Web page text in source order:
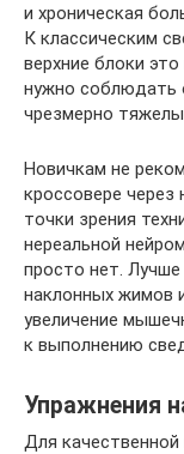
и хроническая
К классическим
верхние блоки
нужно соблюдать
чрезмерно
Новичкам не
кроссовере
точки зрения
нереальной
просто нет.
наклонных жимов
увеличение
к выполнению
Упражнения
Для